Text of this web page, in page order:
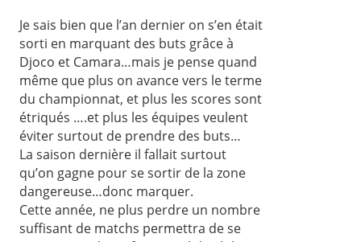
Je sais bien que l’an dernier on s’en était
sorti en marquant des buts grâce à
Djoco et Camara…mais je pense quand
même que plus on avance vers le terme
du championnat, et plus les scores sont
étriqués ….et plus les équipes veulent
éviter surtout de prendre des buts…
La saison dernière il fallait surtout
qu’on gagne pour se sortir de la zone
dangereuse…donc marquer.
Cette année, ne plus perdre un nombre
suffisant de matchs permettra de se